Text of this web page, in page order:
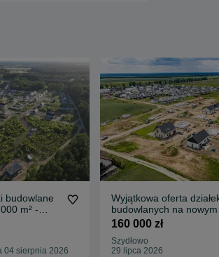
budowlane
m² -
04 sierpnia 2026
Wyjątkowa oferta
budowlanych na nowym
osiedlu.-Pełne
działek
160 000 zł
Szydłowo
29 lipca 2026